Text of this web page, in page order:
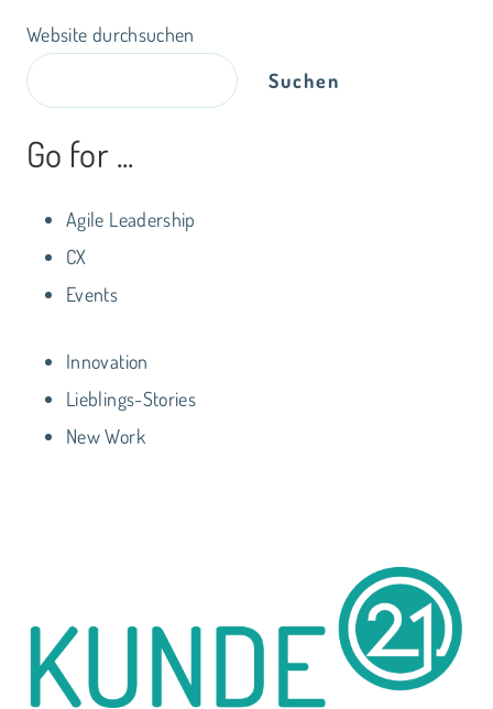
Website durchsuchen
Suchen
Go for ...
Agile Leadership
CX
Events
Innovation
Lieblings-Stories
New Work